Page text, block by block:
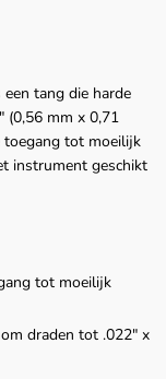
tang die harde
(0,56 mm x 0,71
toegang tot moeilijk
instrument geschikt
tot moeilijk
draden tot .022" x